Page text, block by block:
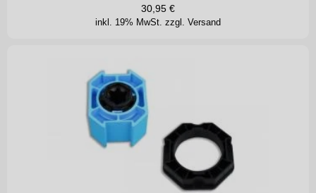
inkl. 19% MwSt. zzgl. Versand
30,95 €